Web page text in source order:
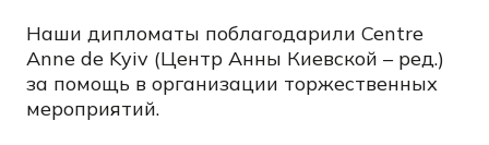
Наши дипломаты поблагодарили Centre
Anne de Kyiv (Центр Анны Киевской – ред.)
за помощь в организации торжественных
мероприятий.